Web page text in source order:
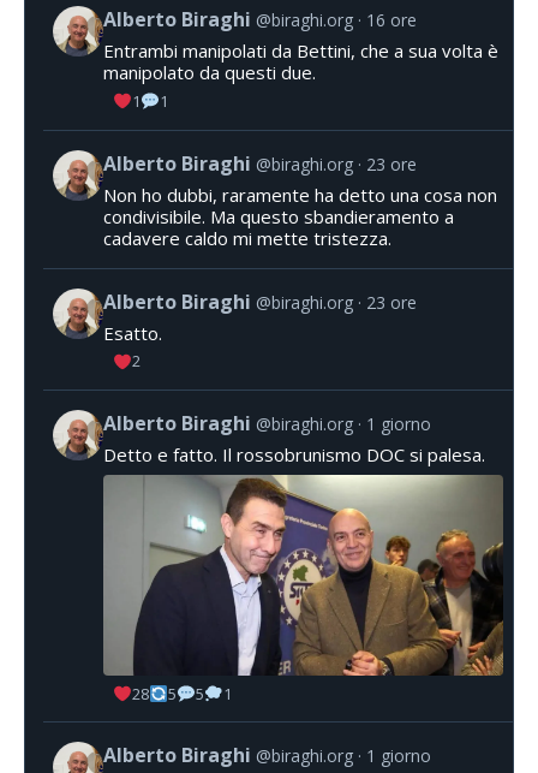
Alberto Biraghi @biraghi.org 16 ore
Entrambi manipolati da Bettini, che a sua volta è
manipolato da questi due.
1 1
Alberto Biraghi @biraghi.org 23 ore
Non ho dubbi, raramente ha detto una cosa non
condivisibile. Ma questo sbandieramento a
cadavere caldo mi mette tristezza.
Alberto Biraghi @biraghi.org 23 ore
Esatto.
2
Alberto Biraghi @biraghi.org 1 giorno
Detto e fatto. Il rossobrunismo DOC si palesa.
28 5 5 1
Alberto Biraghi @biraghi.org 1 giorno